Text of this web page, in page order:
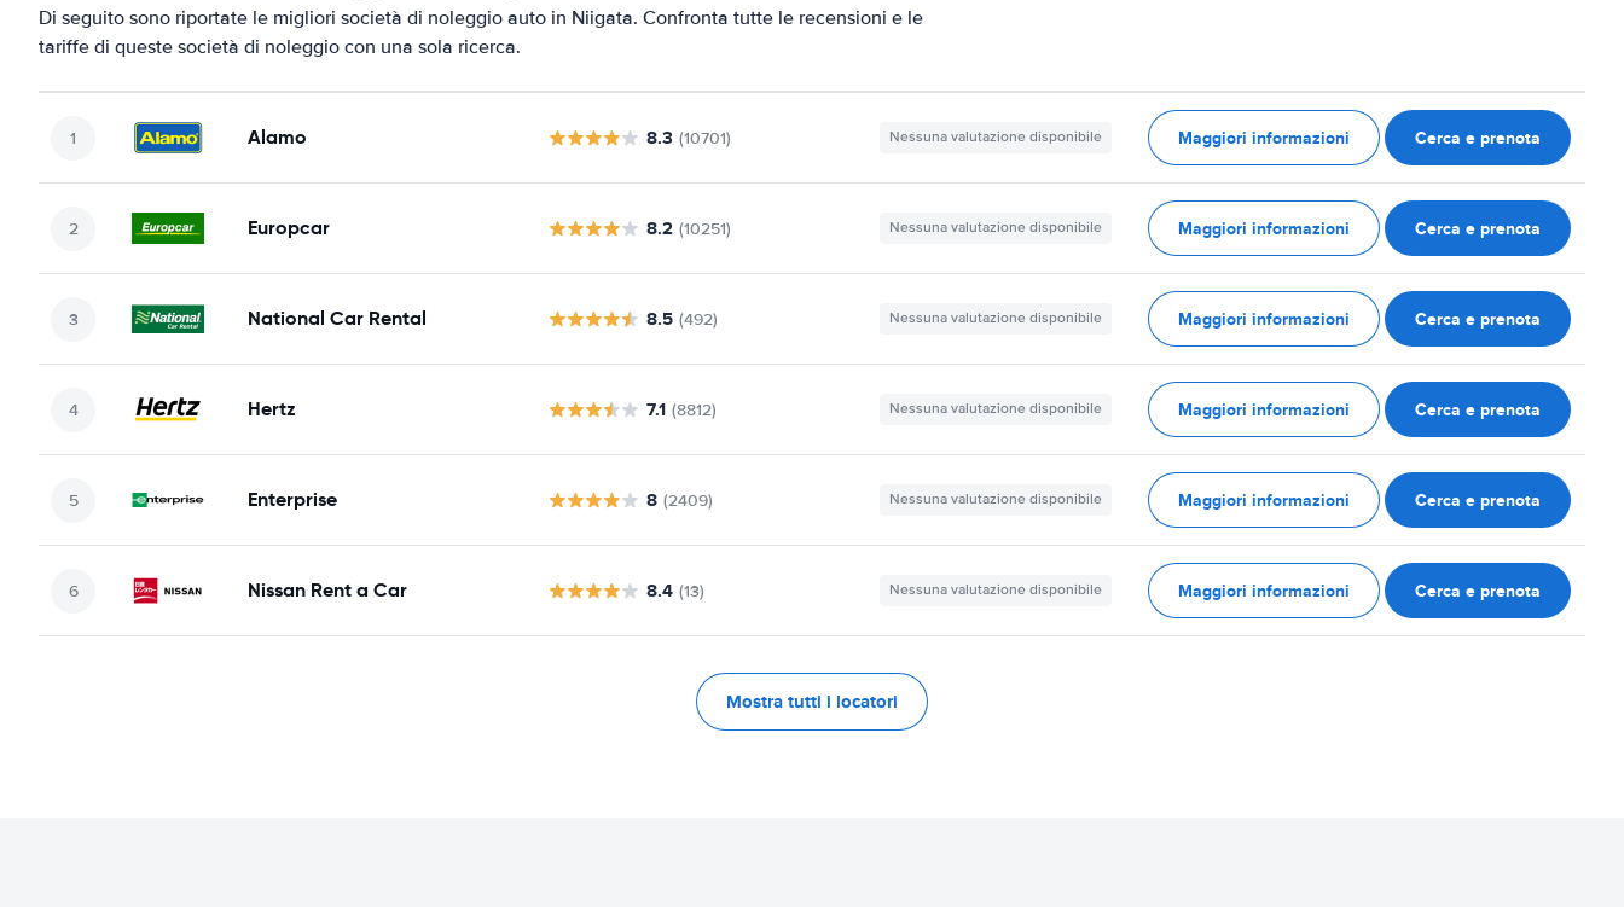
Di seguito sono riportate le migliori società di noleggio auto in Niigata. Confronta tutte le recensioni e le
tariffe di queste società di noleggio con una sola ricerca.
Alamo 8.3 (10701) Nessuna valutazione disponibile Maggiori informazioni Cerca e prenota
Europcar 8.2 (10251) Nessuna valutazione disponibile Maggiori informazioni Cerca e prenota
National Car Rental 8.5 (492) Nessuna valutazione disponibile Maggiori informazioni Cerca e prenota
Hertz 7.1 (8812) Nessuna valutazione disponibile Maggiori informazioni Cerca e prenota
Enterprise 8 (2409) Nessuna valutazione disponibile Maggiori informazioni Cerca e prenota
Nissan Rent a Car 8.4 (13) Nessuna valutazione disponibile Maggiori informazioni Cerca e prenota
Mostra tutti i locatori